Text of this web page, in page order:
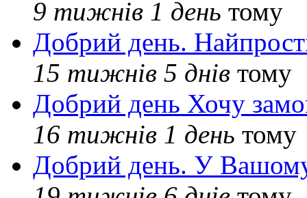
9 тижнів 1 день тому
Добрий день.
15 тижнів 5 днів тому
Добрий день Хочу
16 тижнів 1 день тому
Добрий день. У Вашому